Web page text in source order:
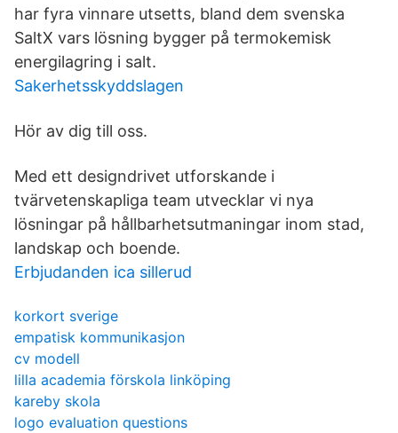
har fyra vinnare utsetts, bland dem svenska
SaltX vars lösning bygger på termokemisk
energilagring i salt.
Sakerhetsskyddslagen
Hör av dig till oss.
Med ett designdrivet utforskande i
tvärvetenskapliga team utvecklar vi nya
lösningar på hållbarhetsutmaningar inom stad,
landskap och boende.
Erbjudanden ica sillerud
korkort sverige
empatisk kommunikasjon
cv modell
lilla academia förskola linköping
kareby skola
logo evaluation questions